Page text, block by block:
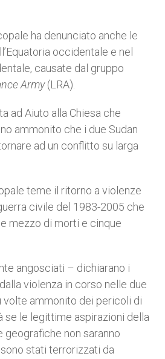
ha denunciato anche le
occidentale e nel
causate dal gruppo
Army(LRA).
ad Aiuto alla Chiesa che
ammonito che i due Sudan
ad un conflitto su larga
teme il ritorno a violenze
civile del 1983-2005 che
mezzo di morti e cinque
angosciati – dichiarano i
violenza in corso nelle due
volte ammonito dei pericoli di
se le legittime aspirazioni della
geografiche non saranno
stati terrorizzati da